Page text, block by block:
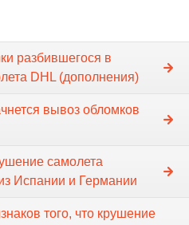
разбившегося в
DHL (дополнения)
вывоз обломков
самолета
Испании и Германии
того, что крушение